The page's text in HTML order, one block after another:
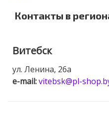
Контакты в
Витебск
ул. Ленина, 26а
e-mail:vitebsk@pl-